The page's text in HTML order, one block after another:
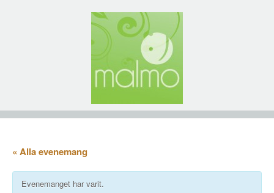
« Alla evenemang
Evenemanget har varit.